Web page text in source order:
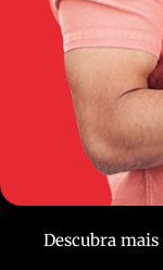
Descubra